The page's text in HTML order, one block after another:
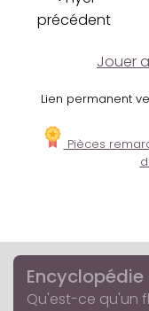
précédent
Jouer
Lien permanent
Pièces
Encyclopédie
Qu'est-ce qu'un